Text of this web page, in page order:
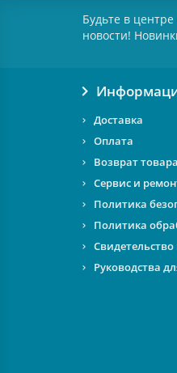
Будьте в
новости!
Доставка
Оплата
Возврат товара
Сервис и
Политика
Политика
Руководства